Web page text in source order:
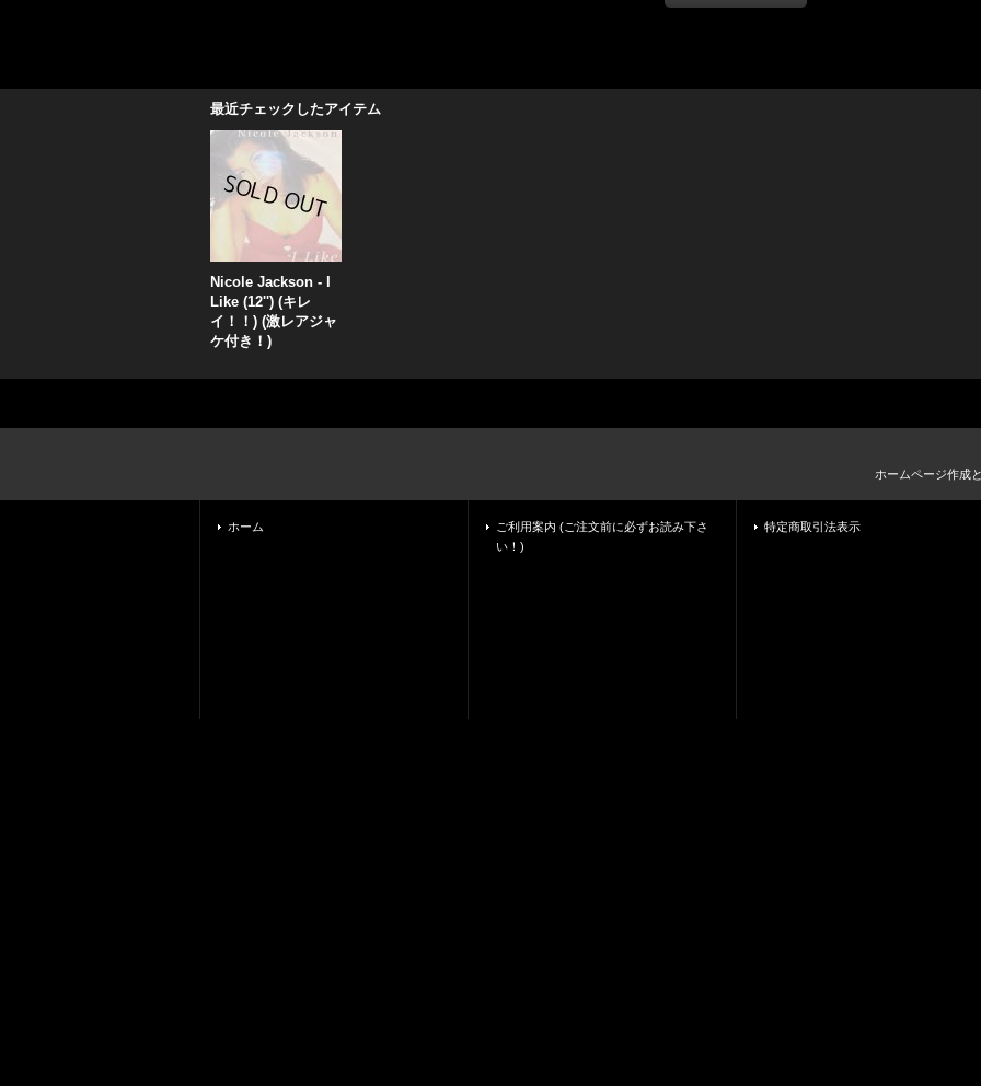
最近チェックしたアイテム
Nicole Jackson - I
Like (12'') (キレ
イ！！) (激レアジャ
ケ付き！)
ホームページ作成
ホーム
ご利用案内 (ご注文前に必ずお読み下さ
い！)
特定商取引法表示